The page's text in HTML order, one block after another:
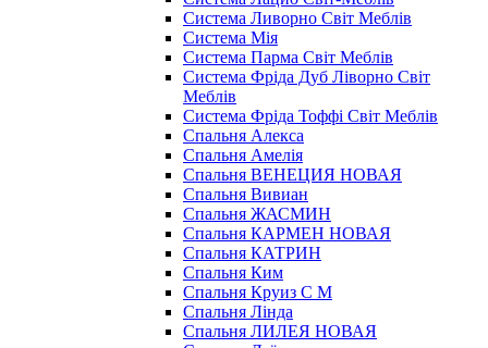
Система Ливорно Світ Меблів
Система Мія
Система Парма Свiт Меблiв
Система Фріда Дуб Ліворно Світ
Меблів
Система Фріда Тоффі Світ Меблів
Спальня Алекса
Спальня Амелія
Спальня ВЕНЕЦИЯ НОВАЯ
Спальня Вивиан
Спальня ЖАСМИН
Спальня КАРМЕН НОВАЯ
Спальня КАТРИН
Спальня Ким
Спальня Круиз С М
Спальня Лінда
Спальня ЛИЛЕЯ НОВАЯ